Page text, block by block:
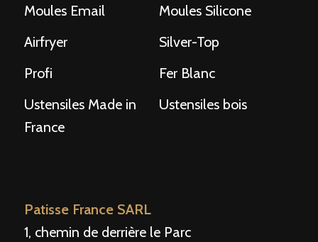
Moules Email
Moules Silicone
Airfryer
Silver-Top
Profi
Fer Blanc
Ustensiles Made in
France
Ustensiles bois
Patisse France SARL
1, chemin de derrière le Parc